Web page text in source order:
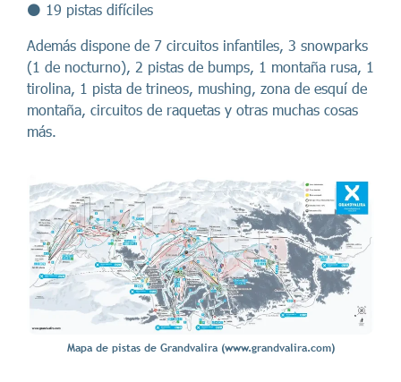
⚫ 19 pistas difíciles
Además dispone de 7 circuitos infantiles, 3 snowparks
(1 de nocturno), 2 pistas de bumps, 1 montaña rusa, 1
tirolina, 1 pista de trineos, mushing, zona de esquí de
montaña, circuitos de raquetas y otras muchas cosas
más.
Mapa de pistas de Grandvalira (www.grandvalira.com)